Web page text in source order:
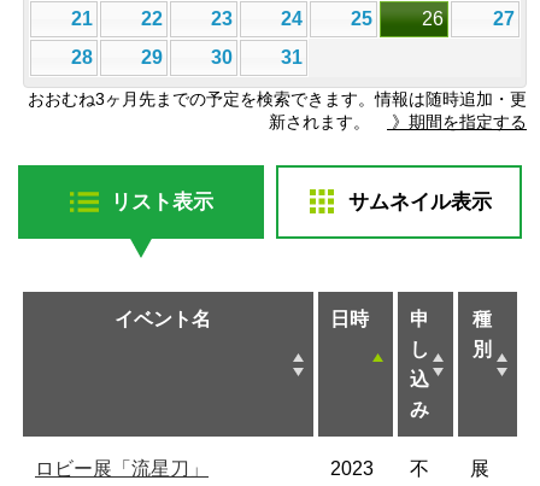
21
22 23 24 25 26
27
28
29 30 31
おおむね3ヶ月先までの予定を検索できます。情報は随時追加・更
新されます。
》期間を指定する
リスト表示 サムネイル表示
イベント名 日時
申
し
込
み
種
別
ロビー展「流星刀」
2023
不
展